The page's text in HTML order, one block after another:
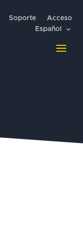
Soporte
Acceso
Español